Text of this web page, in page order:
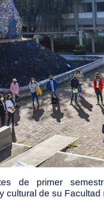
de primer
cultural de su